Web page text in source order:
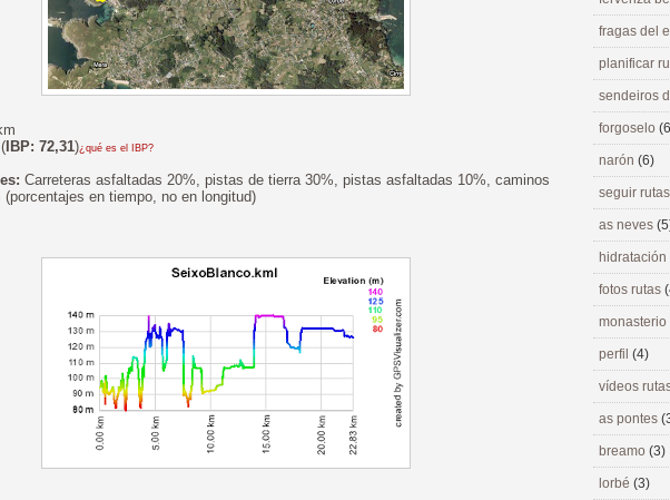
IBP: 72,31)¿qué es el IBP?
Carreteras asfaltadas 20%, pistas de tierra 30%, pistas asfaltadas 10%, caminos
en tiempo, no en longitud)
fragas del
planificar
sendeiros
forgoselo
narón (6)
seguir
as neves
hidratación
fotos rutas
perfil (4)
vídeos
as pontes
breamo (3)
lorbé (3)